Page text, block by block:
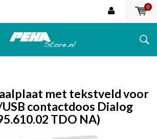
0
met tekstveld voor
contactdoos Dialog
TDO NA)